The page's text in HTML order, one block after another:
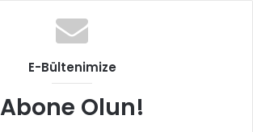
E-Bültenimize
Abone Olun!